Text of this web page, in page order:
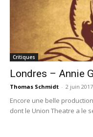
Critiques
Londres – Annie
Thomas Schmidt - 2 juin 2017
Encore une belle
dont le Union Theatre a le